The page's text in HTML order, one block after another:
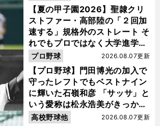
【夏の甲子園2026】聖隷クリ
ストファー・高部陸の「２回加
速する」規格外のストレート そ
れでもプロではなく大学進学を
選ぶ理由
【プロ野球】門田博光の加入で
守ったレフトでもベストナイン
に輝いた石嶺和彦 「サッサ」と
いう愛称は松永浩美がきっか
け？
2026.08.07更新
プロ野球
2026.08.07更新
高校野球他